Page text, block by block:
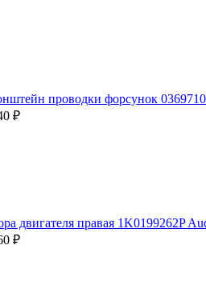
проводки форсунок
₽
двигателя правая 1K0199262P
₽